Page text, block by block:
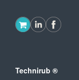
Technirub ®